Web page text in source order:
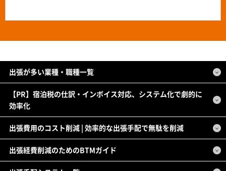
出張が多い業種・職種一覧
【PR】宿泊税の仕訳・インボイス対応、システム化で劇的に
効率化
出張費用のコスト削減 | 効率的な出張手配で無駄を削減
出張経費削減のためのBTMガイド